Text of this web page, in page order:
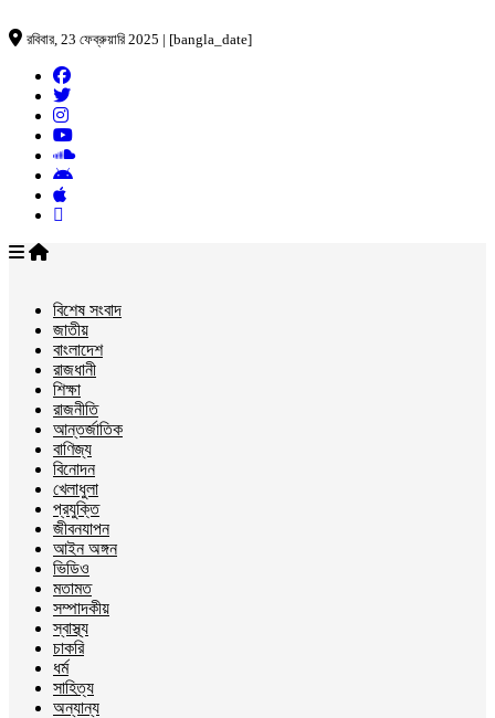
রবিবার, 23 ফেব্রুয়ারি 2025 | [bangla_date]
বিশেষ সংবাদ
জাতীয়
বাংলাদেশ
রাজধানী
শিক্ষা
রাজনীতি
আন্তর্জাতিক
বাণিজ্য
বিনোদন
খেলাধুলা
প্রযুক্তি
জীবনযাপন
আইন অঙ্গন
ভিডিও
মতামত
সম্পাদকীয়
স্বাস্থ্য
চাকরি
ধর্ম
সাহিত্য
অন্যান্য